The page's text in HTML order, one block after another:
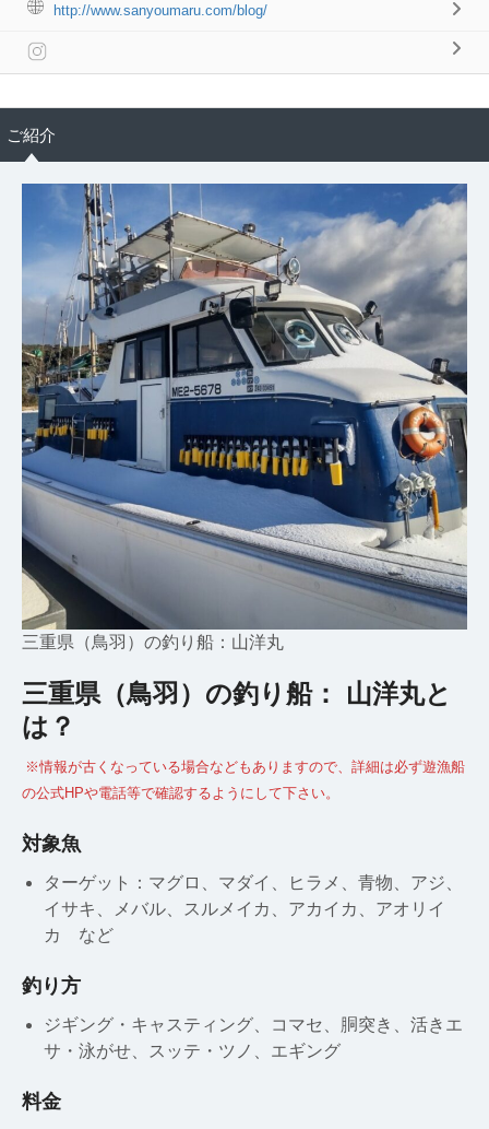
http://www.sanyoumaru.com/blog/
ご紹介
三重県（鳥羽）の釣り船：山洋丸
三重県（鳥羽）の釣り船： 山洋丸と
は？
※情報が古くなっている場合などもありますので、詳細は必ず遊漁船
の公式HPや電話等で確認するようにして下さい。
対象魚
ターゲット：マグロ、マダイ、ヒラメ、青物、アジ、
イサキ、メバル、スルメイカ、アカイカ、アオリイ
カ など
釣り方
ジギング・キャスティング、コマセ、胴突き、活きエ
サ・泳がせ、スッテ・ツノ、エギング
料金